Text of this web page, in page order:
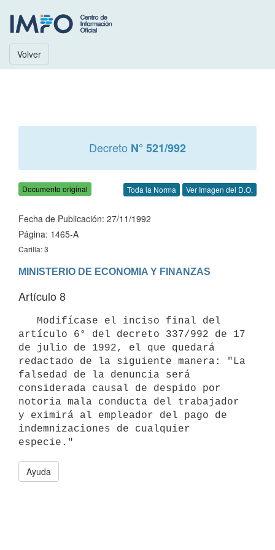
Volver
Decreto N° 521/992
Documento original Toda la Norma Ver Imagen del D.O.
Fecha de Publicación: 27/11/1992
Página: 1465-A
Carilla: 3
MINISTERIO DE ECONOMIA Y FINANZAS
Artículo 8
artículo 6° del decreto 337/992 de 17
de julio de 1992, el que quedará
redactado de la siguiente manera: "La
falsedad de la denuncia será
considerada causal de despido por
notoria mala conducta del trabajador
y eximirá al empleador del pago de
indemnizaciones de cualquier
Ayuda